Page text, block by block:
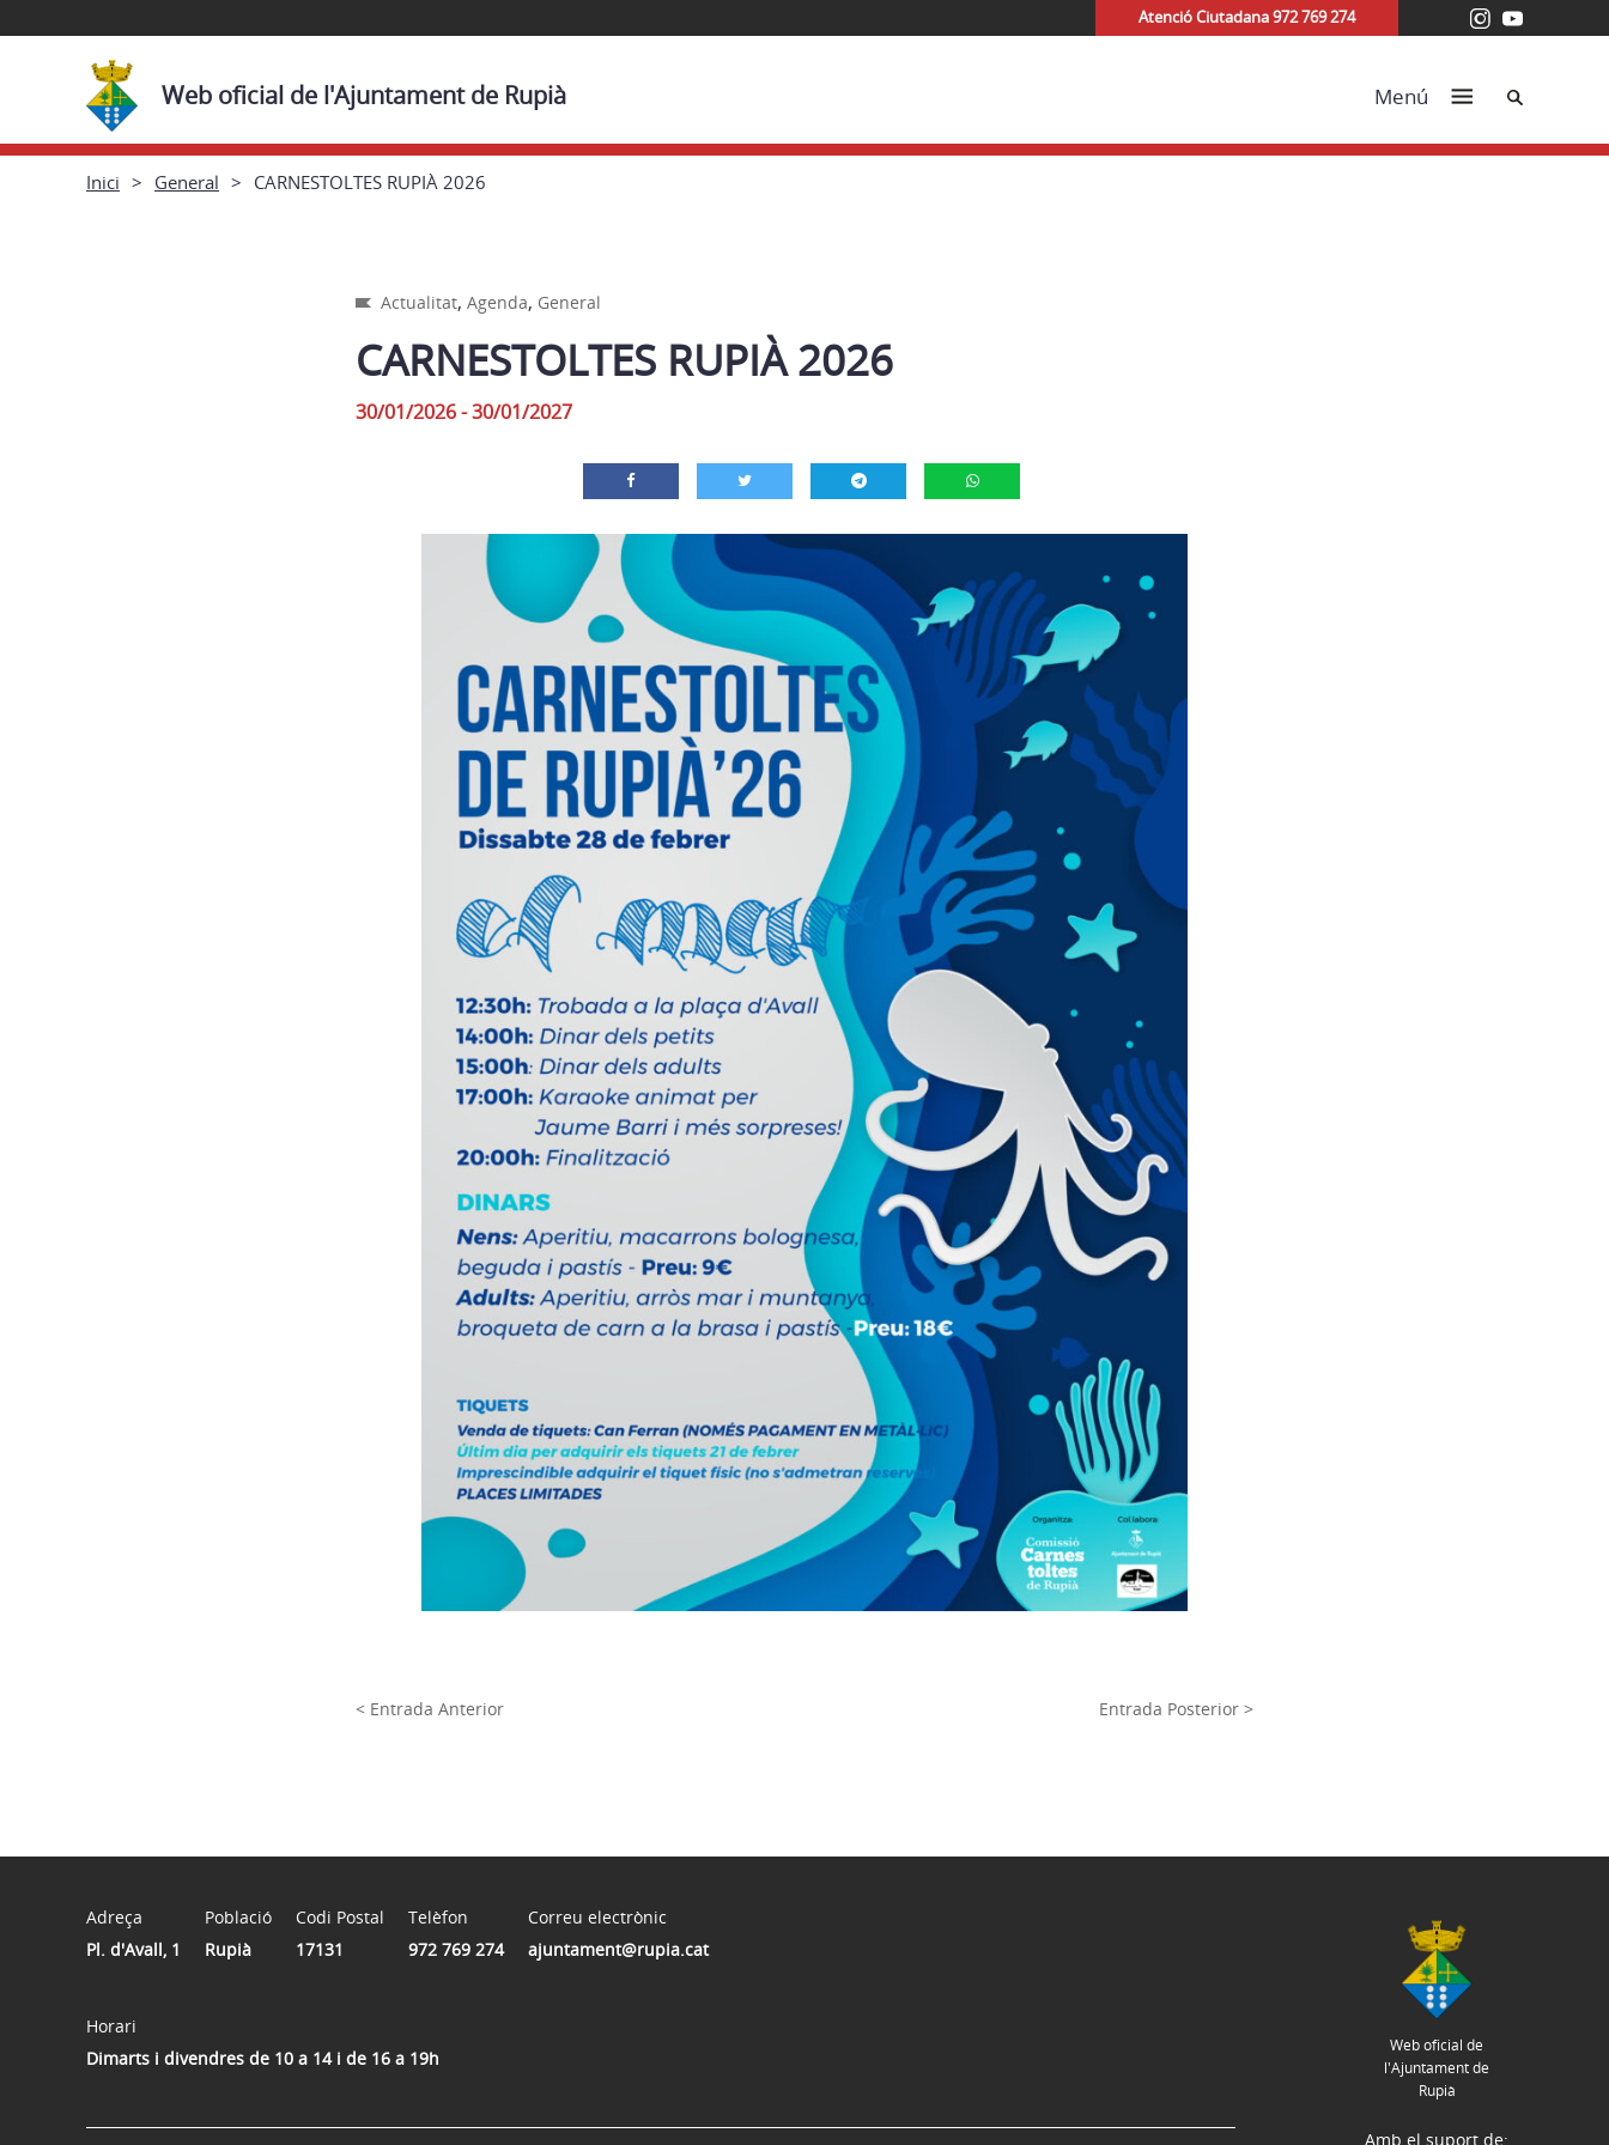
Atenció Ciutadana 972 769 274
Web oficial de l'Ajuntament de Rupià Menú Cerca
Inici General CARNESTOLTES RUPIÀ 2026
Actualitat, Agenda, General
CARNESTOLTES RUPIÀ 2026
30/01/2026 - 30/01/2027
< Entrada Anterior Entrada Posterior >
Adreça
Pl. d'Avall, 1
Població
Rupià
Codi Postal
17131
Telèfon
972 769 274
Correu electrònic
ajuntament@rupia.cat
Horari
Dimarts i divendres de 10 a 14 i de 16 a 19h
Web oficial de
l'Ajuntament de
Rupià
Amb el suport de: